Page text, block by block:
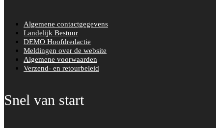
Algemene contactgegevens
Landelijk Bestuur
DEMO Hoofdredactie
Meldingen over de website
Algemene voorwaarden
Verzend- en retourbeleid
Snel van start